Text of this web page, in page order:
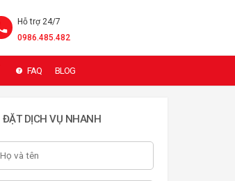
Hỗ trợ 24/7
0986.485.482
FAQ BLOG
ĐẶT DỊCH VỤ NHANH